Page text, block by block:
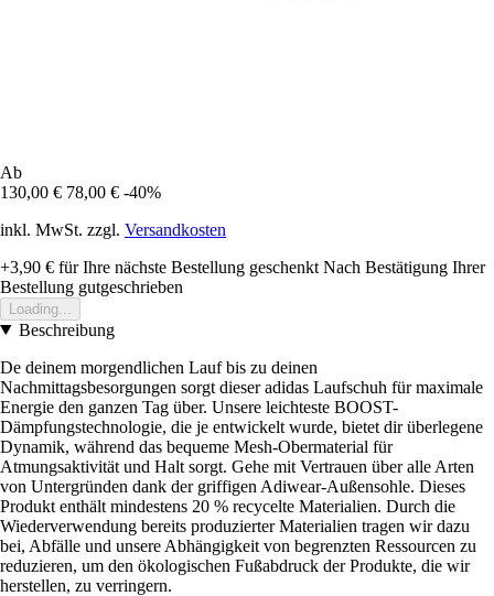
Ab
130,00 € 78,00 € -40%
inkl. MwSt. zzgl. Versandkosten
+3,90 € für Ihre nächste Bestellung geschenkt Nach Bestätigung Ihrer
Bestellung gutgeschrieben
Loading...
Beschreibung
De deinem morgendlichen Lauf bis zu deinen
Nachmittagsbesorgungen sorgt dieser adidas Laufschuh für maximale
Energie den ganzen Tag über. Unsere leichteste BOOST-
Dämpfungstechnologie, die je entwickelt wurde, bietet dir überlegene
Dynamik, während das bequeme Mesh-Obermaterial für
Atmungsaktivität und Halt sorgt. Gehe mit Vertrauen über alle Arten
von Untergründen dank der griffigen Adiwear-Außensohle. Dieses
Produkt enthält mindestens 20 % recycelte Materialien. Durch die
Wiederverwendung bereits produzierter Materialien tragen wir dazu
bei, Abfälle und unsere Abhängigkeit von begrenzten Ressourcen zu
reduzieren, um den ökologischen Fußabdruck der Produkte, die wir
herstellen, zu verringern.